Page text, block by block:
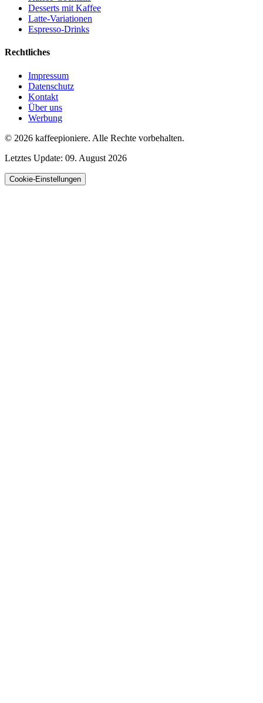
Desserts mit Kaffee
Latte-Variationen
Espresso-Drinks
Rechtliches
Impressum
Datenschutz
Kontakt
Über uns
Werbung
© 2026 kaffeepioniere. Alle Rechte vorbehalten.
Letztes Update: 09. August 2026
Cookie-Einstellungen